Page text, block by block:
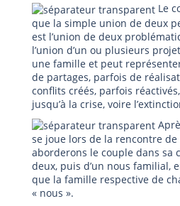
Le
que la simple union de deux
est l’union de deux
l’union d’un ou plusieurs
une famille et peut
de partages, parfois de
conflits créés, parfois
jusqu’à la crise, voire
se joue lors de la rencontre
aborderons le couple dans sa
deux, puis d’un nous familial,
que la famille respective de
« nous ».